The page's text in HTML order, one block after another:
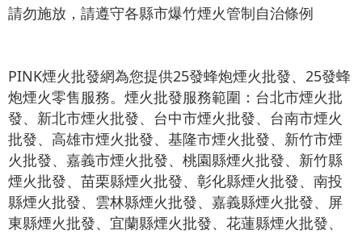
請勿施放，請遵守各縣市爆竹煙火管制自治條例
PINK煙火批發網為您提供25發蜂炮煙火批發、25發蜂
炮煙火零售服務。煙火批發服務範圍：台北市煙火批
發、新北市煙火批發、台中市煙火批發、台南市煙火
批發、高雄市煙火批發、基隆市煙火批發、新竹市煙
火批發、嘉義市煙火批發、桃園縣煙火批發、新竹縣
煙火批發、苗栗縣煙火批發、彰化縣煙火批發、南投
縣煙火批發、雲林縣煙火批發、嘉義縣煙火批發、屏
東縣煙火批發、宜蘭縣煙火批發、花蓮縣煙火批發、